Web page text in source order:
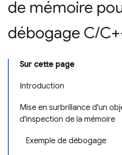
de mémoire
débogage C/
Sur cette page
Introduction
Mise en surbrillance d'un
d'inspection de la mémoire
Exemple de débogage